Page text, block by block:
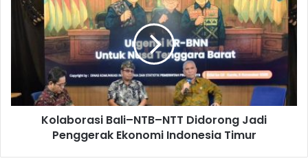
Kolaborasi Bali–NTB–NTT Didorong Jadi
Penggerak Ekonomi Indonesia Timur